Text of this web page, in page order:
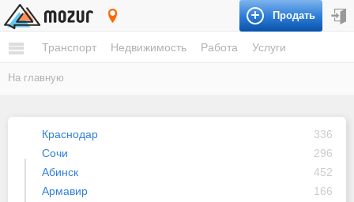
Продать
Транспорт Недвижимость Работа Услуги
На главную
Краснодар
336
Сочи
296
Абинск
452
Армавир
166